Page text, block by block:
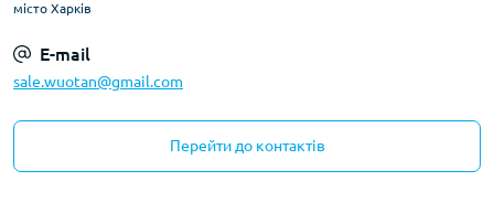
місто Харків
E-mail
sale.wuotan@gmail.com
Перейти до контактів